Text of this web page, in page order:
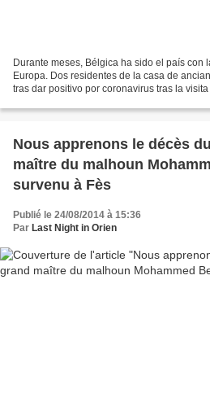
Durante meses, Bélgica ha sido el país con
Europa. Dos residentes de la casa de
tras dar positivo por coronavirus tras la
Nous apprenons le décès
maître du malhoun
survenu à Fès
Publié le 24/08/2014 à 15:36
Par Last Night in Orien